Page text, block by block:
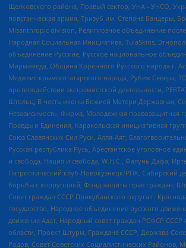
Щелковского района, Правый сектор, УНА - УНСО,
повстанческая армия, Тризуб им. Степана Бандеры,
Misanthropic division, Религиозное объединение
Народная Социальная Инициатива, TulaSkins,
объединение Русские, Русское национальное
Мирмамеда, Община Коренного Русского народа г.
Меджлис крымскотатарского народа, Рубеж Севера,
противодействии экстремистской деятельности,
Штольц, В честь иконы Божией Матери Державная,
Независимость, Фирма, Молодежная правозащитная
Правды и Единения, Каракольская инициативная
Союз Славянских Сил Руси, Алля-Аят,
Русская республика Русь, Арестантское уголовное
и свобода, Нация и свобода, W.H.С., Фалунь Дафа,
Патриотический клуб-Новокузнецк/РПК, Сибирский
борьбы с коррупцией, Фонд защиты прав граждан,
Совет граждан СССР Прикубанского округа г.
государство, Народное объединение русского
движение Адат, Народный совет граждан РСФСР СССР
области, Проект Штурм, Граждане СССР, Держава
Родов, Совет Советских Социалистических Районов,